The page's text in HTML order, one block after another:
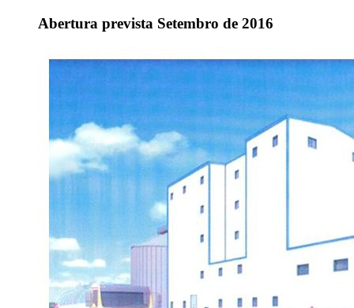
Abertura prevista Setembro de 2016